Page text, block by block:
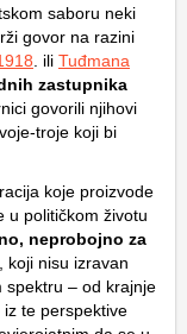
saboru neki
govor na razini
. ili Tuđmana
zastupnika
govorili njihovi
troje koji bi
koje proizvode
u političkom životu
neprobojno za
, koji nisu izravan
spektru – od krajnje
te perspektive